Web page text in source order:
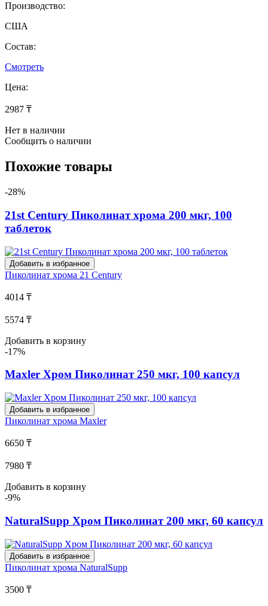
Производство:
США
Состав:
Смотреть
Цена:
2987 ₸
Нет в наличии
Сообщить о наличии
Похожие товары
-28%
21st Century Пиколинат хрома 200 мкг, 100
таблеток
Добавить в избранное
Пиколинат хрома 21 Century
4014 ₸
5574 ₸
Добавить в корзину
-17%
Maxler Хром Пиколинат 250 мкг, 100 капсул
Добавить в избранное
Пиколинат хрома Maxler
6650 ₸
7980 ₸
Добавить в корзину
-9%
NaturalSupp Хром Пиколинат 200 мкг, 60 капсул
Добавить в избранное
Пиколинат хрома NaturalSupp
3500 ₸